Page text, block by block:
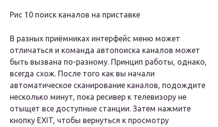
Рис 10 поиск каналов на приставке
В разных приёмниках интерфейс меню может
отличаться и команда автопоиска каналов может
быть вызвана по-разному. Принцип работы, однако,
всегда схож. После того как вы начали
автоматическое сканирование каналов, подождите
несколько минут, пока ресивер к телевизору не
отыщет все доступные станции. Затем нажмите
кнопку EXIT, чтобы вернуться к просмотру